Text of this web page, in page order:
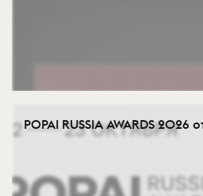
POPAI RUSSIA AWARDS